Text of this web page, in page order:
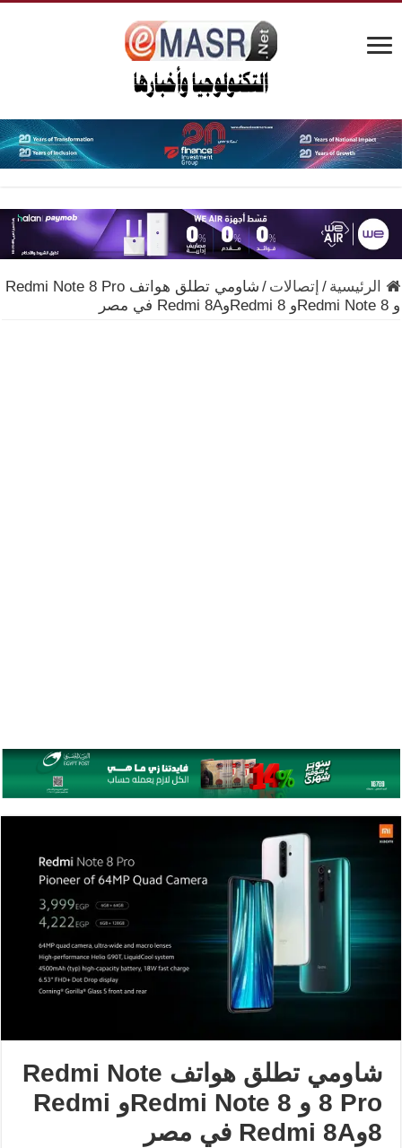
الرئيسية / إتصالات /
شاومي تطلق هواتف Redmi Note 8 Pro
و Redmi Note 8و Redmi 8وRedmi 8A في مصر
شاومي تطلق هواتف Redmi Note
8 Pro و Redmi Note 8و Redmi
8وRedmi 8A في مصر